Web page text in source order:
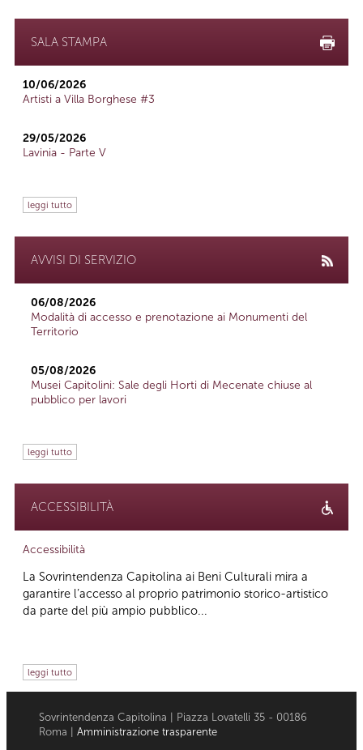
SALA STAMPA
10/06/2026
Artisti a Villa Borghese #3
29/05/2026
Lavinia - Parte V
leggi tutto
AVVISI DI SERVIZIO
06/08/2026
Modalità di accesso e prenotazione ai Monumenti del
Territorio
05/08/2026
Musei Capitolini: Sale degli Horti di Mecenate chiuse al
pubblico per lavori
leggi tutto
ACCESSIBILITÀ
Accessibilità
La Sovrintendenza Capitolina ai Beni Culturali mira a
garantire l’accesso al proprio patrimonio storico-artistico
da parte del più ampio pubblico...
leggi tutto
Sovrintendenza Capitolina | Piazza Lovatelli 35 - 00186
Roma | Amministrazione trasparente